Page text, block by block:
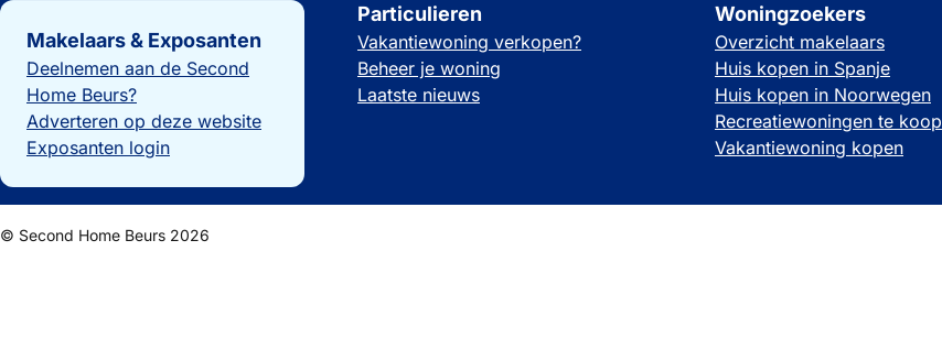
Belangrijke links
Makelaars & Exposanten
Deelnemen aan de Second
Home Beurs?
Adverteren op deze website
Exposanten login
Particulieren
Vakantiewoning verkopen?
Beheer je woning
Laatste nieuws
Woningzoekers
Overzicht makelaars
Huis kopen in Spanje
Huis kopen in Noorwegen
Recreatiewoningen te koop
Vakantiewoning kopen
© Second Home Beurs 2026